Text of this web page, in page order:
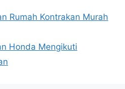
Rumah Kontrakan Murah
Honda Mengikuti